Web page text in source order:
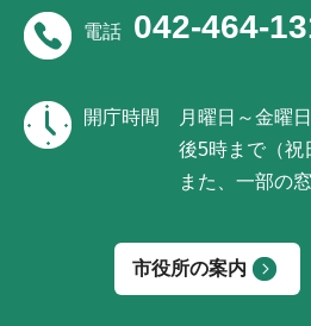
電話 042-464-
開庁時間
月曜日～金曜
後5時まで（祝
また、一部の
市役所の案内